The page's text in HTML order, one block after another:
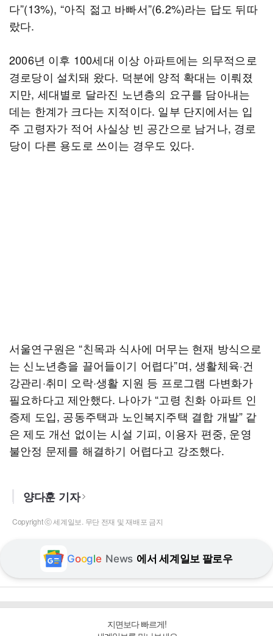
다”(13%), “아직 젊고 바빠서”(6.2%)라는 답도 뒤따
랐다.
2006년 이후 100세대 이상 아파트에는 의무적으로
경로당이 설치돼 왔다. 덕분에 양적 확대는 이뤄졌
지만, 세대별로 달라진 노년층의 요구를 담아내는
데는 한계가 크다는 지적이다. 일부 단지에서는 입
주 고령자가 적어 사실상 빈 공간으로 남거나, 경로
당이 다른 용도로 쓰이는 경우도 있다.
서울연구원은 “친목과 식사에 머무는 현재 방식으로
는 신노년층을 끌어들이기 어렵다”며, 생활체육·건
강관리·취미 오락·생활 지원 등 프로그램 다변화가
필요하다고 제안했다. 나아가 “고령 친화 아파트 인
증제 도입, 공동주택과 노인복지주택 결합 개발” 같
은 제도 개선 없이는 시설 기피, 이용자 편중, 운영
불안정 문제를 해결하기 어렵다고 강조했다.
양다훈 기자
Copyright ⓒ 세계일보. 무단 전재 및 재배포 금지
Google News 에서 세계일보 팔로우
지면보다 빠르게!